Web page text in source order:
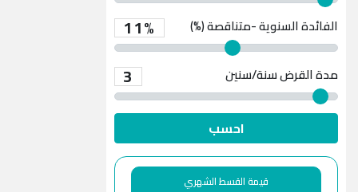
الفائدة السنوية -متناقصة (%) 11%
مدة القرض 3 سنة/سنين
احسب
قيمة القسط الشهري